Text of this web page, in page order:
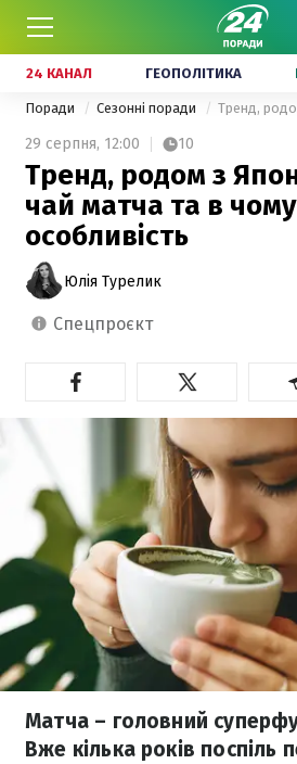
24 КАНАЛ ГЕОПОЛІТИКА
Поради Сезонні поради
29 серпня, 12:00 10
Тренд, родом з
чай матча та в
особливість
Юлія Турелик
спецпроєкт
Матча – головний
Вже кілька років поспіль